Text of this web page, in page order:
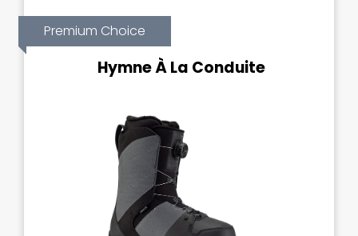
Premium Choice
Hymne À La Conduite